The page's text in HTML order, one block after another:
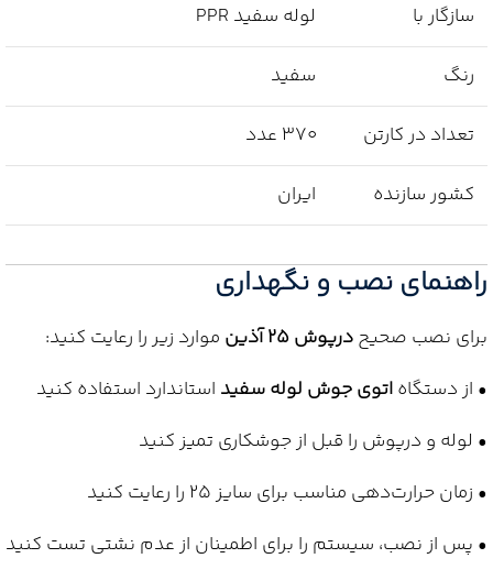
سازگار با لوله سفید PPR
رنگ سفید
تعداد در کارتن 370 عدد
کشور سازنده ایران
راهنمای نصب و نگهداری
برای نصب صحیحدرپوش 25 آذین
موارد زیر را رعایت کنید:
• از دستگاهاتوی جوش لوله سفید استاندارد استفاده کنید
• لوله و درپوش را قبل از جوشکاری تمیز کنید
• زمان حرارت‌دهی مناسب برای سایز 25 را رعایت کنید
• پس از نصب، سیستم را برای اطمینان از عدم نشتی تست کنید